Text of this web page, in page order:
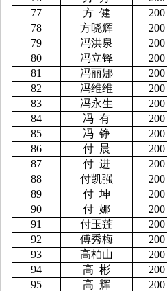
77
方 健 200
78
方晓辉 200
79
冯洪泉 200
80
冯立铎 200
81
冯丽娜 200
82
冯维维 200
83
冯永生 200
84
冯 有 200
85
冯 铮 200
86
付 晨 200
87
付 进 200
88
付凯强 200
89
付 坤 200
90
付 娜 200
91
付玉莲 200
92
傅秀梅 200
93
高柏山 200
94
高 彬 200
95
高 辉 200